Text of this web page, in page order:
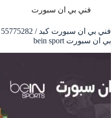
فني بي ان سبورت
بي ان سبورت bein sport